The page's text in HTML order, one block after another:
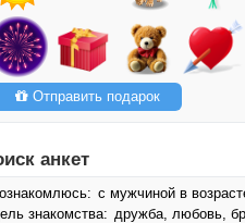
Отправить подарок
анкет
с мужчиной в
знакомства: дружба, любовь,